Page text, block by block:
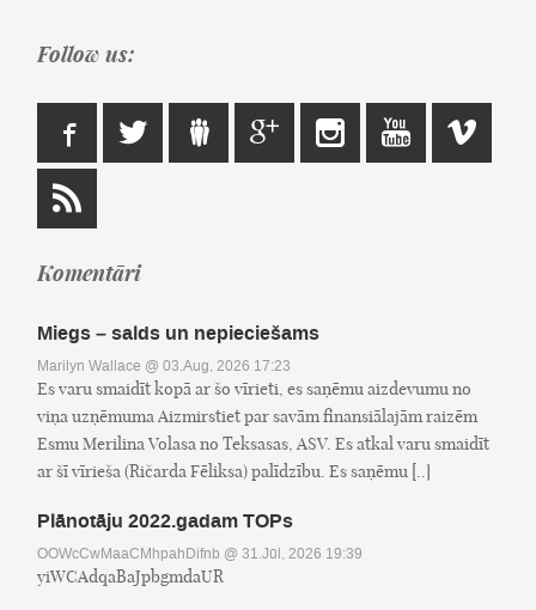
Follow us:
Komentāri
Miegs – salds un nepieciešams
Marilyn Wallace @ 03.Aug, 2026 17:23
Es varu smaidīt kopā ar šo vīrieti, es saņēmu aizdevumu no
viņa uzņēmuma Aizmirstiet par savām finansiālajām raizēm
Esmu Merilina Volasa no Teksasas, ASV. Es atkal varu smaidīt
ar šī vīrieša (Ričarda Fēliksa) palīdzību. Es saņēmu [..]
Plānotāju 2022.gadam TOPs
OOWcCwMaaCMhpahDifnb @ 31.Jūl, 2026 19:39
yiWCAdqaBaJpbgmdaUR